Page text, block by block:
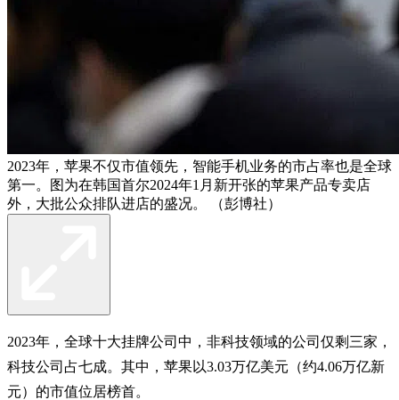
2023年，苹果不仅市值领先，智能手机业务的市占率也是全球
第一。图为在韩国首尔2024年1月新开张的苹果产品专卖店
外，大批公众排队进店的盛况。 （彭博社）
2023年，全球十大挂牌公司中，非科技领域的公司仅剩三家，
科技公司占七成。其中，苹果以3.03万亿美元（约4.06万亿新
元）的市值位居榜首。